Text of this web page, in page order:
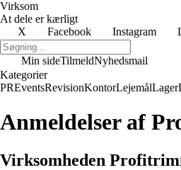
Virksom
At dele er kærligt
X
Facebook Instagram
Min sideTilmeldNyhedsmail
Kategorier
PREventsRevisionKontorLejemålLager
Anmeldelser af
Virksomheden